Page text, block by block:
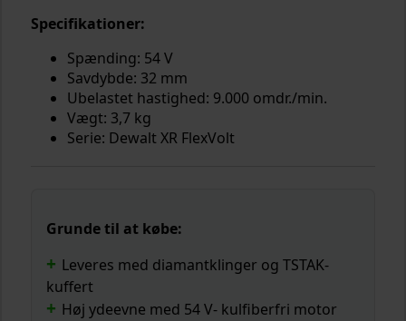
Specifikationer:
Spænding: 54 V
Savdybde: 32 mm
Ubelastet hastighed: 9.000 omdr./min.
Vægt: 3,7 kg
Serie: Dewalt XR FlexVolt
Grunde til at købe:
Leveres med diamantklinger og TSTAK-
kuffert
Høj ydeevne med 54 V- kulfiberfri motor